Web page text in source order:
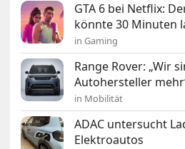
GTA 6 bei Netflix:
könnte 30 Minuten
in Gaming
Range Rover: „Wir
Autohersteller
in Mobilität
ADAC untersucht
Elektroautos